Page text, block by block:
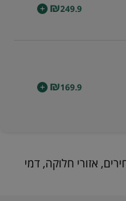
₪249.9
+
₪169.9
+
אזורי חלוקה, דמי